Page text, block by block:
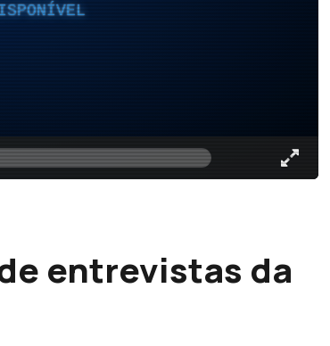
entrevistas da